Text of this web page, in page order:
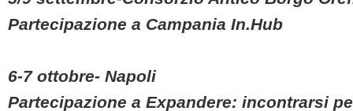
Partecipazione a Campania In.Hub
6-7 ottobre- Napoli
Partecipazione a Expandere: incontrarsi